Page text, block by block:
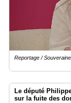
Reportage /
Le député
sur la fuite des